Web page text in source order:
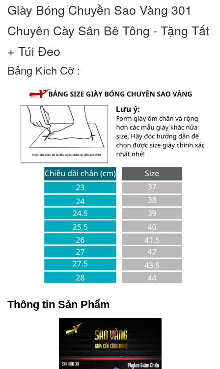
Giày Bóng Chuyền Sao Vàng 301
Chuyên Cày Sân Bê Tông - Tặng Tất
+ Túi Đeo
Bảng Kích Cỡ :
Thông tin Sản Phẩm